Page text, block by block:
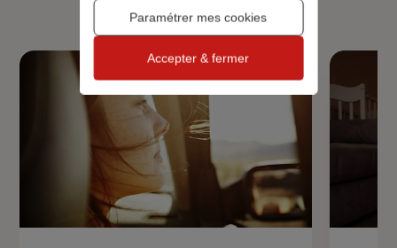
Paramétrer mes cookies
Accepter & fermer